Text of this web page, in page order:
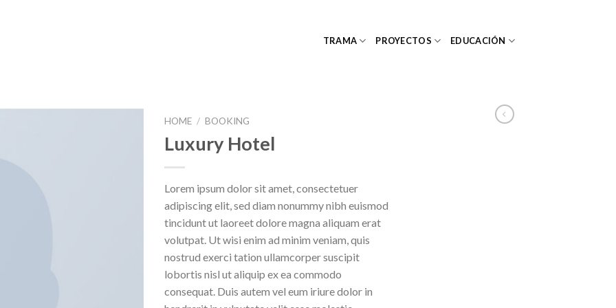
TRAMA PROYECTOS EDUCACIÓN
HOME / BOOKING
Luxury Hotel
Lorem ipsum dolor sit amet, consectetuer
adipiscing elit, sed diam nonummy nibh euismod
tincidunt ut laoreet dolore magna aliquam erat
volutpat. Ut wisi enim ad minim veniam, quis
nostrud exerci tation ullamcorper suscipit
lobortis nisl ut aliquip ex ea commodo
consequat. Duis autem vel eum iriure dolor in